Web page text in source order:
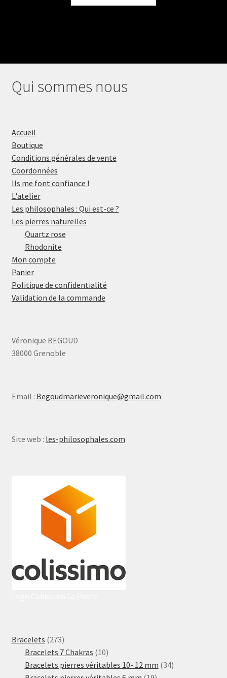
Qui sommes nous
Accueil
Boutique
Conditions générales de vente
Coordonnées
Ils me font confiance !
L'atelier
Les philosophales : Qui est-ce ?
Les pierres naturelles
Quartz rose
Rhodonite
Mon compte
Panier
Politique de confidentialité
Validation de la commande
Véronique BEGOUD
38000 Grenoble
Email : Begoudmarieveronique@gmail.com
Site web : les-philosophales.com
Bracelets 273273
produits
Bracelets 7 Chakras 1010
produits
Bracelets pierres véritables 10- 12 mm 3434